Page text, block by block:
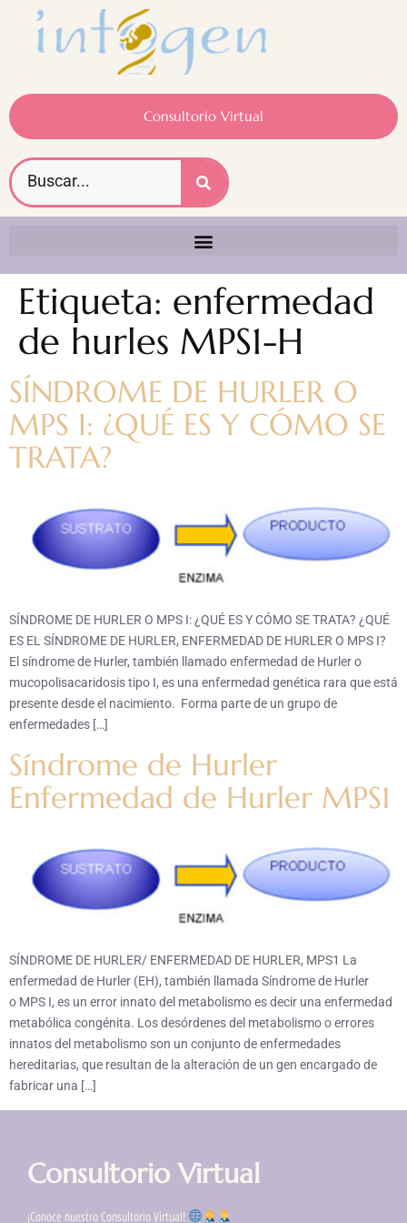
Consultorio Virtual
Etiqueta: enfermedad
de hurles MPS1-H
SÍNDROME DE HURLER O
MPS I: ¿QUÉ ES Y CÓMO SE
TRATA?
SÍNDROME DE HURLER O MPS I: ¿QUÉ ES Y CÓMO SE TRATA? ¿QUÉ
ES EL SÍNDROME DE HURLER, ENFERMEDAD DE HURLER O MPS I?
El síndrome de Hurler, también llamado enfermedad de Hurler o
mucopolisacaridosis tipo I, es una enfermedad genética rara que está
presente desde el nacimiento. Forma parte de un grupo de
enfermedades […]
Síndrome de Hurler
Enfermedad de Hurler MPS1
SÍNDROME DE HURLER/ ENFERMEDAD DE HURLER, MPS1​ La
enfermedad de Hurler (EH), también llamada Síndrome de Hurler
o MPS I, es un error innato del metabolismo es decir una enfermedad
metabólica congénita. Los desórdenes del metabolismo o errores
innatos del metabolismo son un conjunto de enfermedades
hereditarias, que resultan de la alteración de un gen encargado de
fabricar una […]
Consultorio Virtual
¡Conoce nuestro Consultorio Virtual!